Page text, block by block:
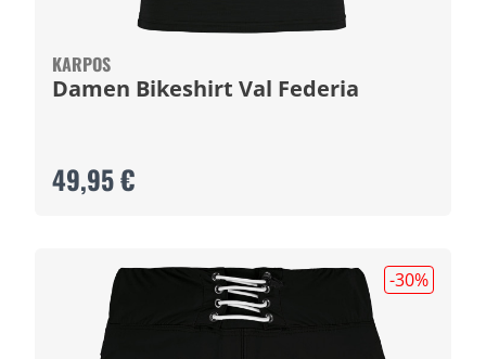
KARPOS
Damen Bikeshirt Val Federia
49,95 €
-30%